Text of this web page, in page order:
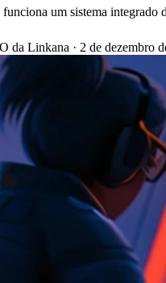
um sistema integrado
da Linkana · 2 de dezembro